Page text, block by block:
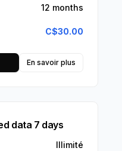
12 months
C$30.00
En savoir plus
data 7 days
Illimité